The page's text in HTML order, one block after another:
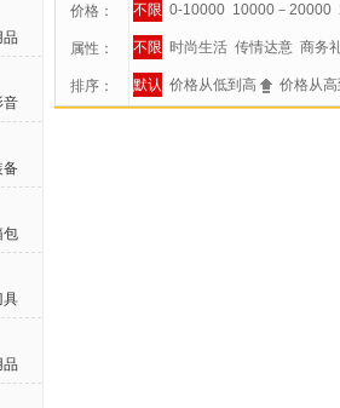
品
音
备
包
具
品
价格： 不限 0-10000 10000－20000
属性： 不限 时尚生活 传情达意 商务
排序： 默认 价格从低到高 价格从